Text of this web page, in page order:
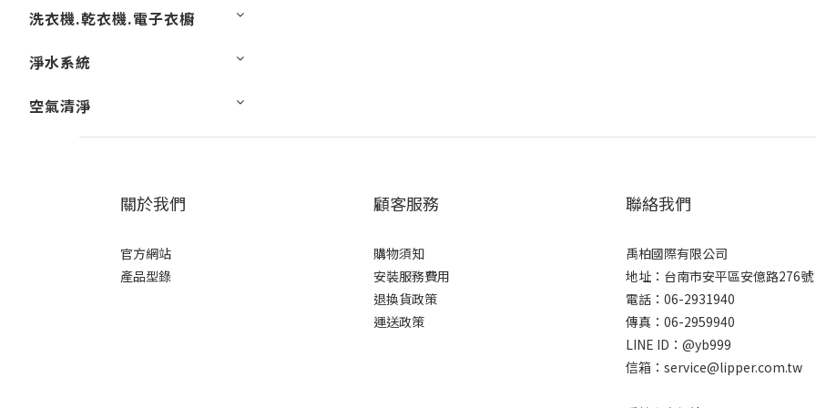
洗衣機.乾衣機.電子衣櫥
淨水系統
空氣清淨
關於我們
官方網站
產品型錄
顧客服務
購物須知
安裝服務費用
退換貨政策
運送政策
聯絡我們
禹柏國際有限公司
地址：台南市安平區安億路276號
電話：06-2931940
傳真：06-2959940
LINE ID：@yb999
信箱：service@lipper.com.tw